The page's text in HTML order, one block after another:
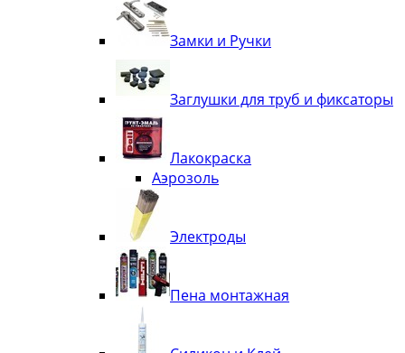
Замки и Ручки
Заглушки для труб и фиксаторы
Лакокраска
Аэрозоль
Электроды
Пена монтажная